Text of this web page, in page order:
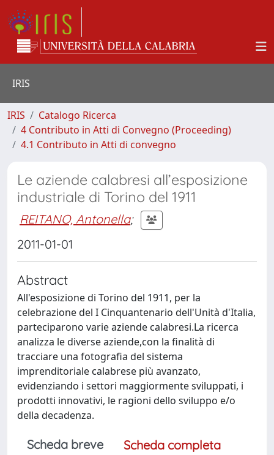
IRIS
IRIS
Catalogo Ricerca
4 Contributo in Atti di Convegno (Proceeding)
4.1 Contributo in Atti di convegno
Le aziende calabresi all’esposizione
industriale di Torino del 1911
REITANO, Antonella;
2011-01-01
Abstract
All'esposizione di Torino del 1911, per la
celebrazione del I Cinquantenario dell'Unità d'Italia,
parteciparono varie aziende calabresi.La ricerca
analizza le diverse aziende,con la finalità di
tracciare una fotografia del sistema
imprenditoriale calabrese più avanzato,
evidenziando i settori maggiormente sviluppati, i
prodotti innovativi, le ragioni dello sviluppo e/o
della decadenza.
Scheda breve
Scheda completa